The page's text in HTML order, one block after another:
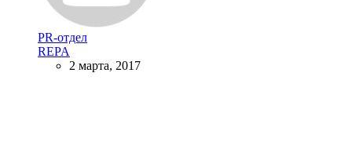
PR-отдел
REPA
2 марта, 2017